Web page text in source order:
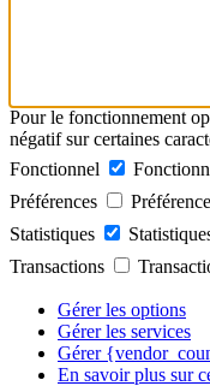
Pour le fonctionnement
négatif sur certaines
Fonctionnel
Préférences
Statistiques
Transactions
Gérer les options
Gérer les services
Gérer
En savoir plus sur